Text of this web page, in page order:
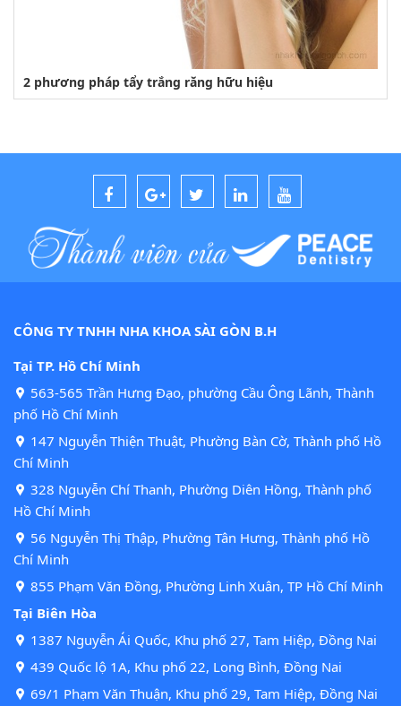
2 phương pháp tẩy trắng răng hữu hiệu
CÔNG TY TNHH NHA KHOA SÀI GÒN B.H
Tại TP. Hồ Chí Minh
563-565 Trần Hưng Đạo, phường Cầu Ông Lãnh, Thành
phố Hồ Chí Minh
147 Nguyễn Thiện Thuật, Phường Bàn Cờ, Thành phố Hồ
Chí Minh
328 Nguyễn Chí Thanh, Phường Diên Hồng, Thành phố
Hồ Chí Minh
56 Nguyễn Thị Thập, Phường Tân Hưng, Thành phố Hồ
Chí Minh
855 Phạm Văn Đồng, Phường Linh Xuân, TP Hồ Chí Minh
Tại Biên Hòa
1387 Nguyễn Ái Quốc, Khu phố 27, Tam Hiệp, Đồng Nai
439 Quốc lộ 1A, Khu phố 22, Long Bình, Đồng Nai
69/1 Phạm Văn Thuận, Khu phố 29, Tam Hiệp, Đồng Nai